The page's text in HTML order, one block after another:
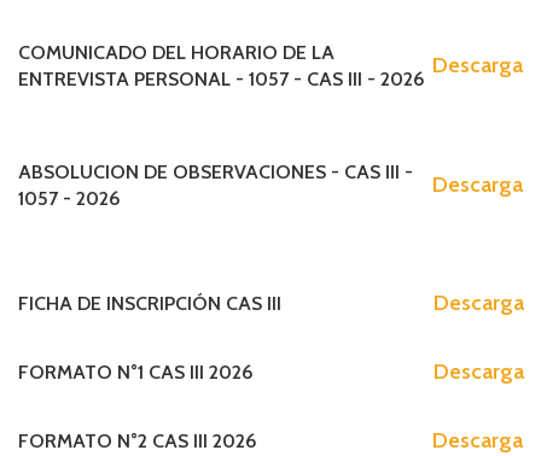
COMUNICADO DEL HORARIO DE LA
ENTREVISTA PERSONAL - 1057 - CAS III - 2026 Descarga
ABSOLUCION DE OBSERVACIONES - CAS III -
1057 - 2026
Descarga
FICHA DE INSCRIPCIÓN CAS III Descarga
FORMATO N°1 CAS III 2026 Descarga
FORMATO N°2 CAS III 2026 Descarga